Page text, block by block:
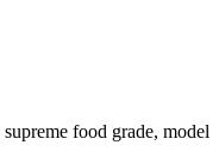
food grade, model